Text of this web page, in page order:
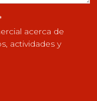
acerca de
actividades y